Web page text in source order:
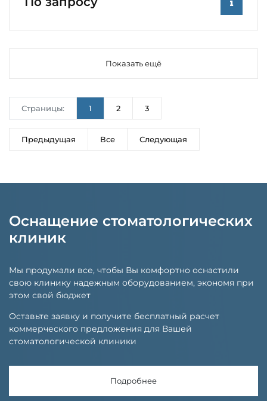
Показать ещё
Страницы: 1 2 3
Предыдущая Все Следующая
Оснащение стоматологических
клиник
Мы продумали все, чтобы Вы комфортно оснастили
свою клинику надежным оборудованием, экономя при
этом свой бюджет
Оставьте заявку и получите бесплатный расчет
коммерческого предложения для Вашей
стоматологической клиники
Подробнее